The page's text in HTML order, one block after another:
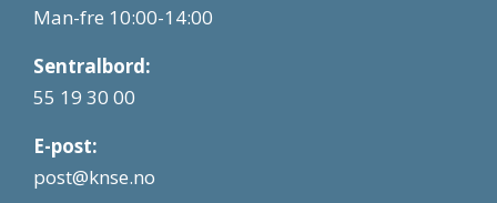
Man-fre 10:00-14:00
Sentralbord:
55 19 30 00
E-post:
post@knse.no